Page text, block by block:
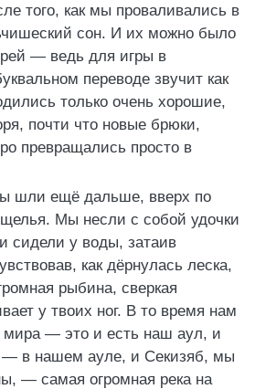
того, как мы проваливались в
сон. И их можно было
— ведь для игры в
переводе звучит как
только очень хорошие,
почти что новые брюки,
превращались просто в
шли ещё дальше, вверх по
Мы несли с собой удочки
сидели у воды, затаив
как дёрнулась леска,
рыбина, сверкая
у твоих ног. В то время нам
мира — это и есть наш аул, и
— в нашем ауле, и Секизяб, мы
— самая огромная река на